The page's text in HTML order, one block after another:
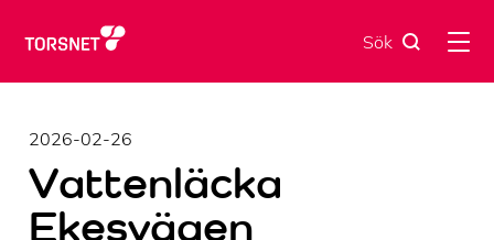
Sök
2026-02-26
Vattenläcka
Ekesvägen